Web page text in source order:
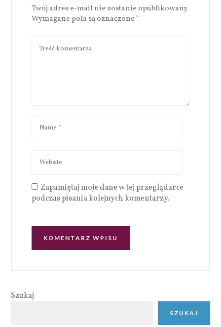
Twój adres e-mail nie zostanie opublikowany.
Wymagane pola są oznaczone *
Zapamiętaj moje dane w tej przeglądarce
podczas pisania kolejnych komentarzy.
Szukaj
SZUKAJ